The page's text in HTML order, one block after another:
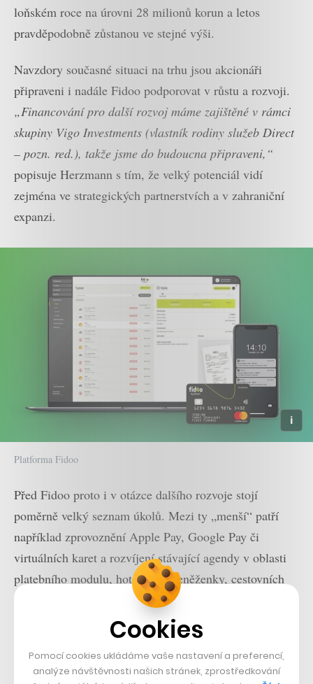
loňském roce na úrovni 28 milionů korun a letos
pravděpodobně zůstanou ve stejné výši.
Navzdory současné situaci na trhu jsou akcionáři
připraveni i nadále Fidoo podporovat v růstu a rozvoji.
„Financování pro další rozvoj máme zajištěné v rámci
skupiny Vigo Investments (vlastník rodiny služeb Direct
– pozn. red.), takže jsme do budoucna připraveni,“
popisuje Herzmann s tím, že velký potenciál vidí
zejména ve strategických partnerstvích a v zahraniční
expanzi.
Platforma Fidoo
Před Fidoo proto i v otázce dalšího rozvoje stojí
poměrně velký seznam úkolů. Mezi ty „menší“ patří
například zprovoznění Apple Pay, Google Pay či
virtuálních karet a rozvíjení stávající agendy v oblasti
platebního modulu, hotovostní peněženky, cestovních
dokladů či napojení na účetní systémy.
Mezi ty větší projekty pak patří vytěžování účtenek
pomocí systémů OCR, což zjednoduší práci samotným
účetním, představení Fidoo asistentky, ve kterém se
Cookies
Pomocí cookies ukládáme vaše nastavení a preferencí,
analýze návštěvnosti našich stránek, zprostředkování